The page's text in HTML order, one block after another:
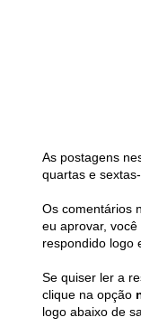
As postagens
quartas e
Os comentários
eu aprovar,
respondido logo
Se quiser ler a
clique na opção
logo abaixo de